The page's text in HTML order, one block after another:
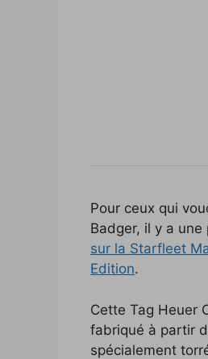
Pour ceux qui
Badger, il y a
sur la Starfleet
Edition.
Cette Tag Heuer
fabriqué à partir
spécialement